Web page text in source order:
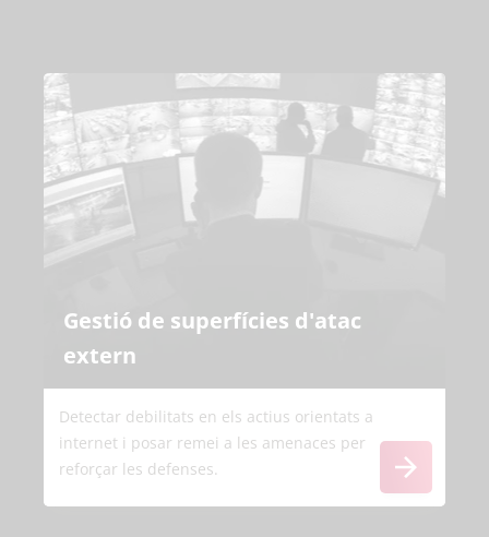
Gestió de superfícies d'atac
extern
Detectar debilitats en els actius orientats a
internet i posar remei a les amenaces per
reforçar les defenses.